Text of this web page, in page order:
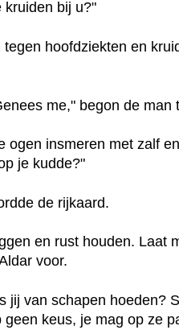
kruiden bij u?"
hoofdziekten en
me," begon de man
ogen insmeren met zalf
je kudde?"
de rijkaard.
en rust houden. Laat
voor.
jij van schapen hoeden?
keus, je mag op ze